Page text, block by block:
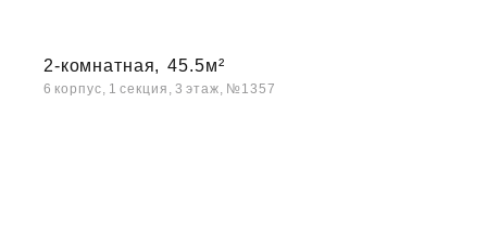
2-комнатная, 45.5м²
6 корпус, 1 секция, 3 этаж, №1357